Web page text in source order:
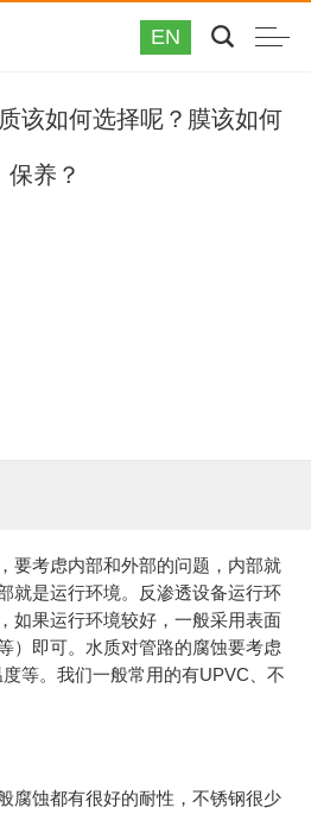
EN
该如何选择呢？膜该如何
保养？
要考虑内部和外部的问题，内部就
就是运行环境。反渗透设备运行环
如果运行环境较好，一般采用表面
）即可。水质对管路的腐蚀要考虑
等。我们一般常用的有UPVC、不
腐蚀都有很好的耐性，不锈钢很少